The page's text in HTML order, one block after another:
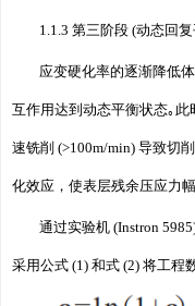
1.1.3 第三阶段 (动态回
应变硬化率的逐渐降低
互作用达到动态平衡状态｡此
速铣削 (>100m/min) 导致切
化效应，使表层残余压应力
通过实验机 (Instron
采用公式 (1) 和式 (2) 将工程